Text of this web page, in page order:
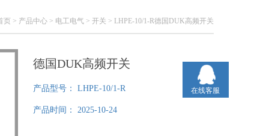
页 > 产品中心 > 电工电气 > 开关 > LHPE-10/1-R德国DUK高频开关
德国DUK高频开关
产品型号： LHPE-10/1-R
产品时间： 2025-10-24
在线客服